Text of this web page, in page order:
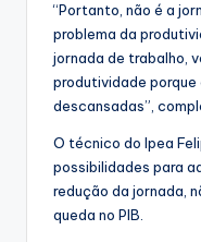
“Portanto, não é a
problema da
jornada de trabalho,
produtividade
descansadas”,
O técnico do Ipea
possibilidades para
redução da jornada,
queda no PIB.